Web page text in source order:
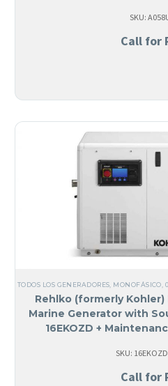
SKU:
Call for
TODOS LOS GENERADORES MONOFÁSICO
Rehlko (formerly Kohler)
Marine Generator with
16EKOZD +
SKU:
Call for